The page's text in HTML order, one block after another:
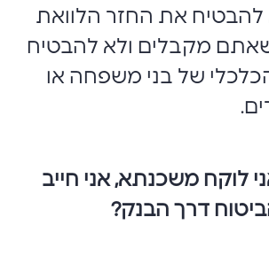
את החזר הלוואת
מקבלים ולא להבטיח
של בני משפחה או
לוקח משכנתא, אני חייב
דרך הבנק?